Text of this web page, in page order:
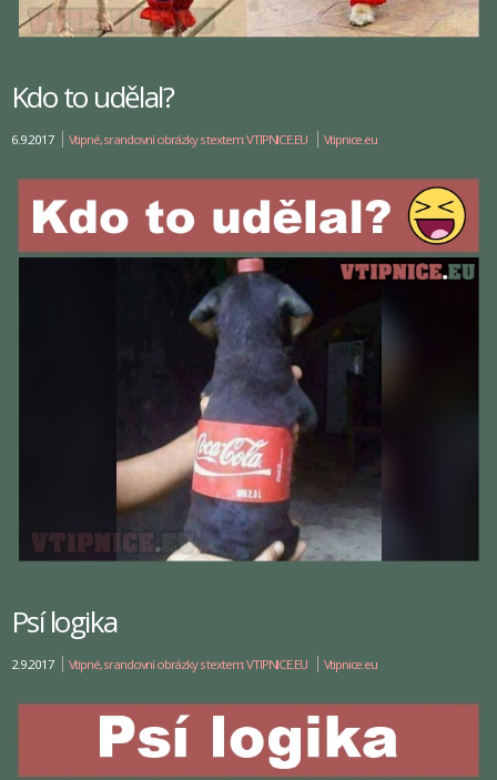
Kdo to udělal?
6.9.2017 Vtipné, srandovní obrázky s textem: VTIPNICE.EU Vtipnice.eu
Psí logika
2.9.2017 Vtipné, srandovní obrázky s textem: VTIPNICE.EU Vtipnice.eu